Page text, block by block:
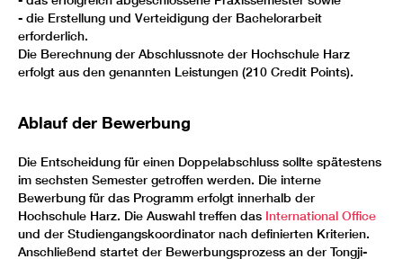
- die Erstellung und Verteidigung der Bachelorarbeit
erforderlich.
Die Berechnung der Abschlussnote der Hochschule Harz
erfolgt aus den genannten Leistungen (210 Credit Points).
Ablauf der Bewerbung
Die Entscheidung für einen Doppelabschluss sollte spätestens
im sechsten Semester getroffen werden. Die interne
Bewerbung für das Programm erfolgt innerhalb der
Hochschule Harz. Die Auswahl treffen das International Office
und der Studiengangskoordinator nach definierten Kriterien.
Anschließend startet der Bewerbungsprozess an der Tongji-